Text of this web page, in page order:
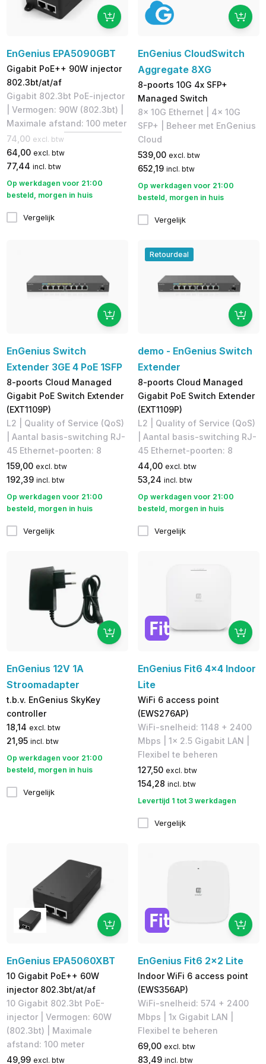
EnGenius EPA5090GBT
Gigabit PoE++ 90W injector
802.3bt/at/af
Gigabit 802.3bt PoE-injector
| Vermogen: 90W (802.3bt) |
Maximale afstand: 100 meter
74,00 excl. btw
64,00 excl. btw
77,44 incl. btw
Op werkdagen voor 21:00
besteld, morgen in huis
Vergelijk
EnGenius CloudSwitch
Aggregate 8XG
8-poorts 10G 4x SFP+
Managed Switch
8x 10G Ethernet | 4x 10G
SFP+ | Beheer met EnGenius
Cloud
539,00 excl. btw
652,19 incl. btw
Op werkdagen voor 21:00
besteld, morgen in huis
Vergelijk
EnGenius Switch
Extender 3GE 4 PoE 1SFP
8-poorts Cloud Managed
Gigabit PoE Switch Extender
(EXT1109P)
L2 | Quality of Service (QoS)
| Aantal basis-switching RJ-
45 Ethernet-poorten: 8
159,00 excl. btw
192,39 incl. btw
Op werkdagen voor 21:00
besteld, morgen in huis
Vergelijk
Retourdeal
demo - EnGenius Switch
Extender
8-poorts Cloud Managed
Gigabit PoE Switch Extender
(EXT1109P)
L2 | Quality of Service (QoS)
| Aantal basis-switching RJ-
45 Ethernet-poorten: 8
44,00 excl. btw
53,24 incl. btw
Op werkdagen voor 21:00
besteld, morgen in huis
Vergelijk
EnGenius 12V 1A
Stroomadapter
t.b.v. EnGenius SkyKey
controller
18,14 excl. btw
21,95 incl. btw
Op werkdagen voor 21:00
besteld, morgen in huis
Vergelijk
EnGenius Fit6 4x4 Indoor
Lite
WiFi 6 access point
(EWS276AP)
WiFi-snelheid: 1148 + 2400
Mbps | 1x 2.5 Gigabit LAN |
Flexibel te beheren
127,50 excl. btw
154,28 incl. btw
Levertijd 1 tot 3 werkdagen
Vergelijk
EnGenius EPA5060XBT
10 Gigabit PoE++ 60W
injector 802.3bt/at/af
10 Gigabit 802.3bt PoE-
injector | Vermogen: 60W
(802.3bt) | Maximale
afstand: 100 meter
49,99 excl. btw
EnGenius Fit6 2x2 Lite
Indoor WiFi 6 access point
(EWS356AP)
WiFi-snelheid: 574 + 2400
Mbps | 1x Gigabit LAN |
Flexibel te beheren
69,00 excl. btw
83,49 incl. btw